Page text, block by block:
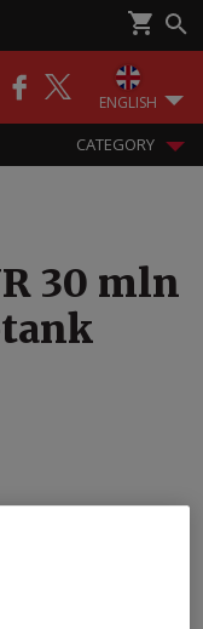
ENGLISH
CATEGORY
30 mln
of grenade
forces.